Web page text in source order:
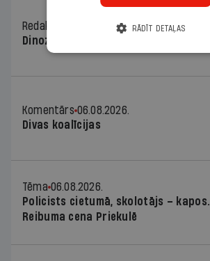
Redaktores sleja
06.08.2026.
Dinozaura triks
Komentārs 06.08.2026.
Divas koalīcijas
Tēma 06.08.2026.
Policists cietumā, skolotājs – kapos.
Reibuma cena Priekulē
RĀDĪT DETAĻAS